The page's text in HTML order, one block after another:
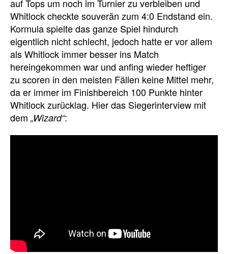
auf Tops um noch im Turnier zu verbleiben und
Whitlock checkte souverän zum 4:0 Endstand ein.
Kormula spielte das ganze Spiel hindurch
eigentlich nicht schlecht, jedoch hatte er vor allem
als Whitlock immer besser ins Match
hereingekommen war und anfing wieder heftiger
zu scoren in den meisten Fällen keine Mittel mehr,
da er immer im Finishbereich 100 Punkte hinter
Whitlock zurücklag. Hier das Siegerinterview mit
dem „Wizard“: